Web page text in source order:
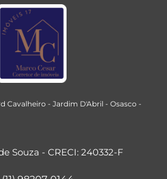
Cavalheiro - Jardim D'Abril - Osasco -
Souza - CRECI: 240332-F